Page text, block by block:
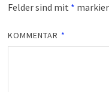
Felder sind mit *
KOMMENTAR *